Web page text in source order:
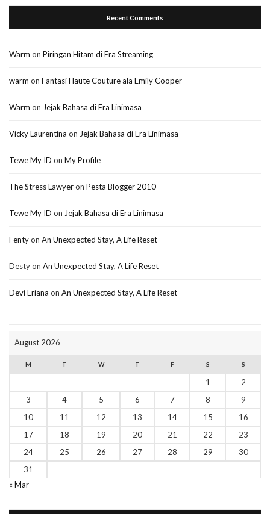
Recent Comments
Warm on Piringan Hitam di Era Streaming
warm on Fantasi Haute Couture ala Emily Cooper
Warm on Jejak Bahasa di Era Linimasa
Vicky Laurentina on Jejak Bahasa di Era Linimasa
Tewe My ID on My Profile
The Stress Lawyeron Pesta Blogger 2010
Tewe My ID on Jejak Bahasa di Era Linimasa
Fentyon An Unexpected Stay, A Life Reset
Destyon An Unexpected Stay, A Life Reset
Devi Eriana on An Unexpected Stay, A Life Reset
August 2026
M T W T F S S
1
2
3
4 5 6 7 8
9
10
11 12 13 14 15
16
17
18 19 20 21 22
23
24
25 26 27 28 29
30
31
« Mar